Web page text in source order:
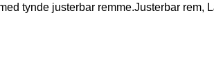
tynde justerbar remme.Justerbar rem,